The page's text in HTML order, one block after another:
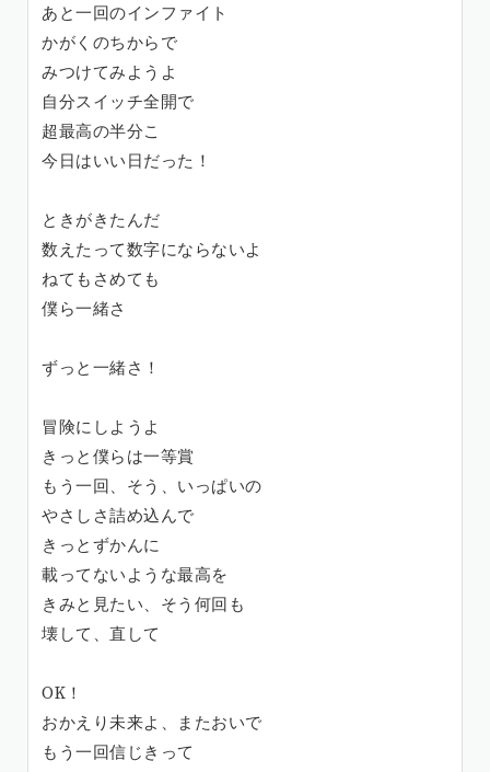
あと一回のインファイト
かがくのちからで
みつけてみようよ
自分スイッチ全開で
超最高の半分こ
今日はいい日だった！
ときがきたんだ
数えたって数字にならないよ
ねてもさめても
僕ら一緒さ
ずっと一緒さ！
冒険にしようよ
きっと僕らは一等賞
もう一回、そう、いっぱいの
やさしさ詰め込んで
きっとずかんに
載ってないような最高を
きみと見たい、そう何回も
壊して、直して
OK！
おかえり未来よ、またおいで
もう一回信じきって